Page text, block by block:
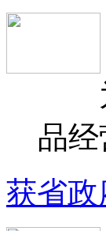
为
品
获省